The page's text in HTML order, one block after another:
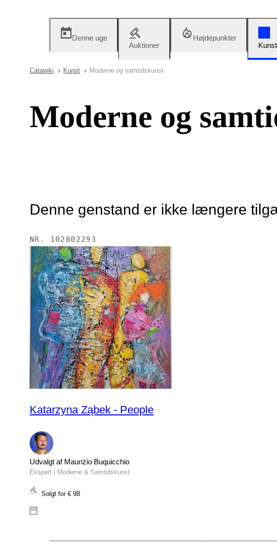
Denne uge
Auktioner
Højdepunkter
Kunst
Catawiki Kunst Moderne og samtidskunst
Moderne og
Denne genstand er ikke længere
NR. 102802293
Katarzyna Ząbek - People
Udvalgt af Maurizio Buquicchio
Ekspert i Moderne & Samtidskunst
Solgt for € 98